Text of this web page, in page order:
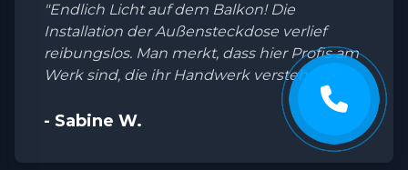
"Endlich Licht auf dem Balkon! Die
Installation der Außensteckdose verlief
reibungslos. Man merkt, dass hier Profis am
Werk sind, die ihr Handwerk verstehen."
- Sabine W.